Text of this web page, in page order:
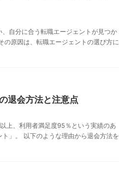
自分に合う転職エージェントが見つか
の原因は、転職エージェントの選び方に
退会方法と注意点
上、利用者満足度95％という実績のあ
」。 以下のような理由から退会方法を